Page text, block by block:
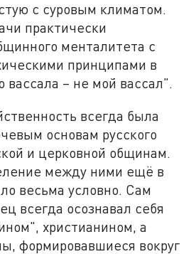
с суровым климатом.
практически
менталитета с
принципами в
вассала – не мой вассал".
всегда была
основам русского
и церковной общинам.
между ними ещё в
весьма условно. Сам
всегда осознавал себя
христианином, а
формировавшиеся вокруг